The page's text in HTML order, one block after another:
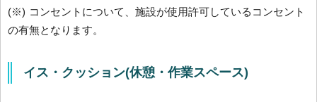
(※) コンセントについて、施設が使用許可しているコンセント
の有無となります。
イス・クッション(休憩・作業スペース)